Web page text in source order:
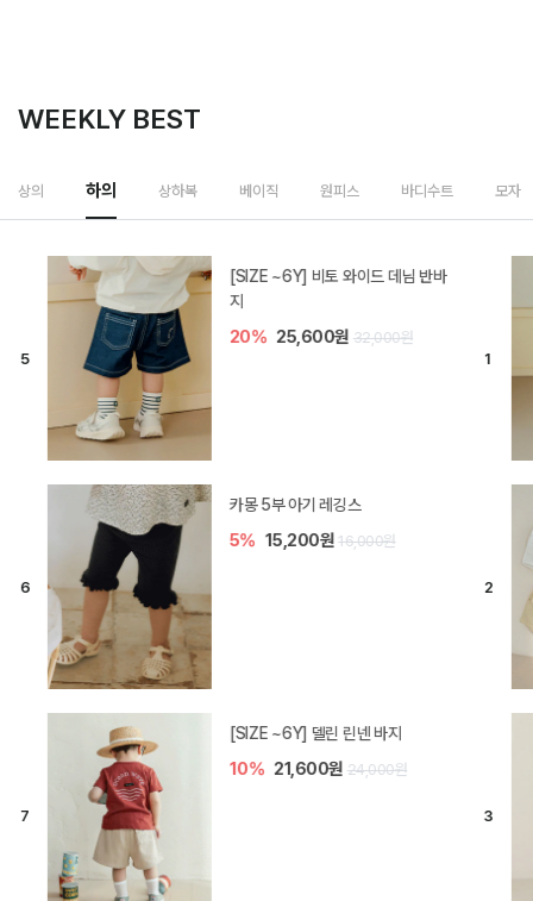
WEEKLY BEST
상의 하의 상하복 베이직 원피스 바디수트 모자
밀라 아기 셋업
20%
브렌 아기 블라우스 세트
10% 36,900원 41,000원
모나 아기 블라우스 세트
10% 36,000원 40,000원